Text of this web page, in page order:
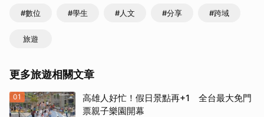
#數位 #學生 #人文 #分享 #跨域
旅遊
更多旅遊相關文章
01
高雄人好忙！假日景點再+1 全台最大免門
票親子樂園開幕